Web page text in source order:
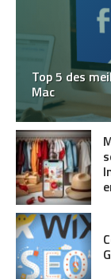
Top 5 des
Mac